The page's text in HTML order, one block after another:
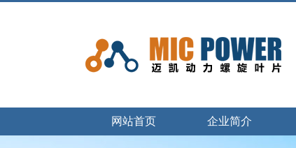
网站首页 企业简介